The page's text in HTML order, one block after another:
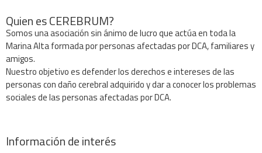
Quien es CEREBRUM?
Somos una asociación sin ánimo de lucro que actúa en toda la
Marina Alta formada por personas afectadas por DCA, familiares y
amigos.
Nuestro objetivo es defender los derechos e intereses de las
personas con daño cerebral adquirido y dar a conocer los problemas
sociales de las personas afectadas por DCA.
Información de interés